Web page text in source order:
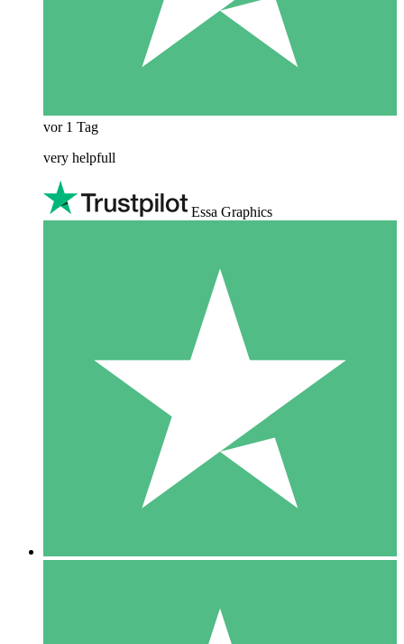
vor 1 Tag
very helpfull
Essa Graphics